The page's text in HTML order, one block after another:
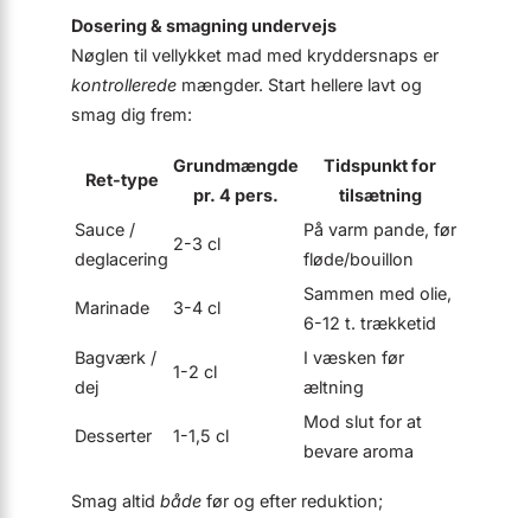
Dosering & smagning undervejs
Nøglen til vellykket mad med kryddersnaps er
kontrollerede mængder. Start hellere lavt og
smag dig frem:
Ret-type
Grundmængde
pr. 4 pers.
Tidspunkt for
tilsætning
Sauce /
deglacering
2-3 cl
På varm pande, før
fløde/bouillon
Marinade 3-4 cl
Sammen med olie,
6-12 t. trækketid
Bagværk /
dej
1-2 cl
I væsken før
æltning
Desserter 1-1,5 cl
Mod slut for at
bevare aroma
Smag altid både før og efter reduktion;